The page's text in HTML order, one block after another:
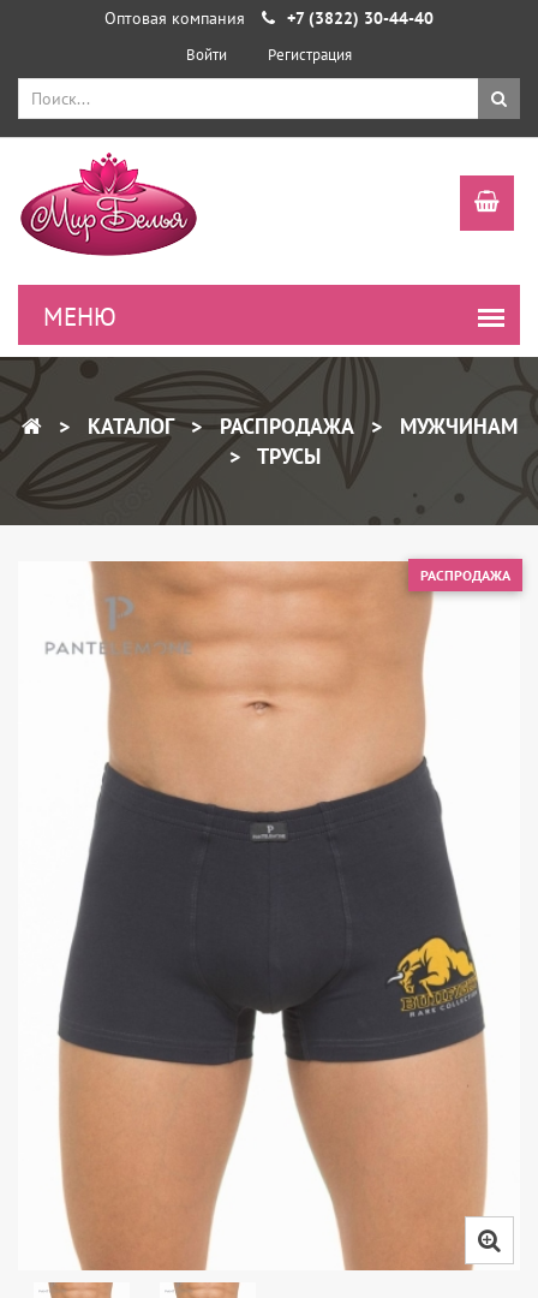
Оптовая компания +7 (3822) 30-44-40
Войти Регистрация
КАТАЛОГ РАСПРОДАЖА
МУЖЧИНАМ
ТРУСЫ
РАСПРОДАЖА